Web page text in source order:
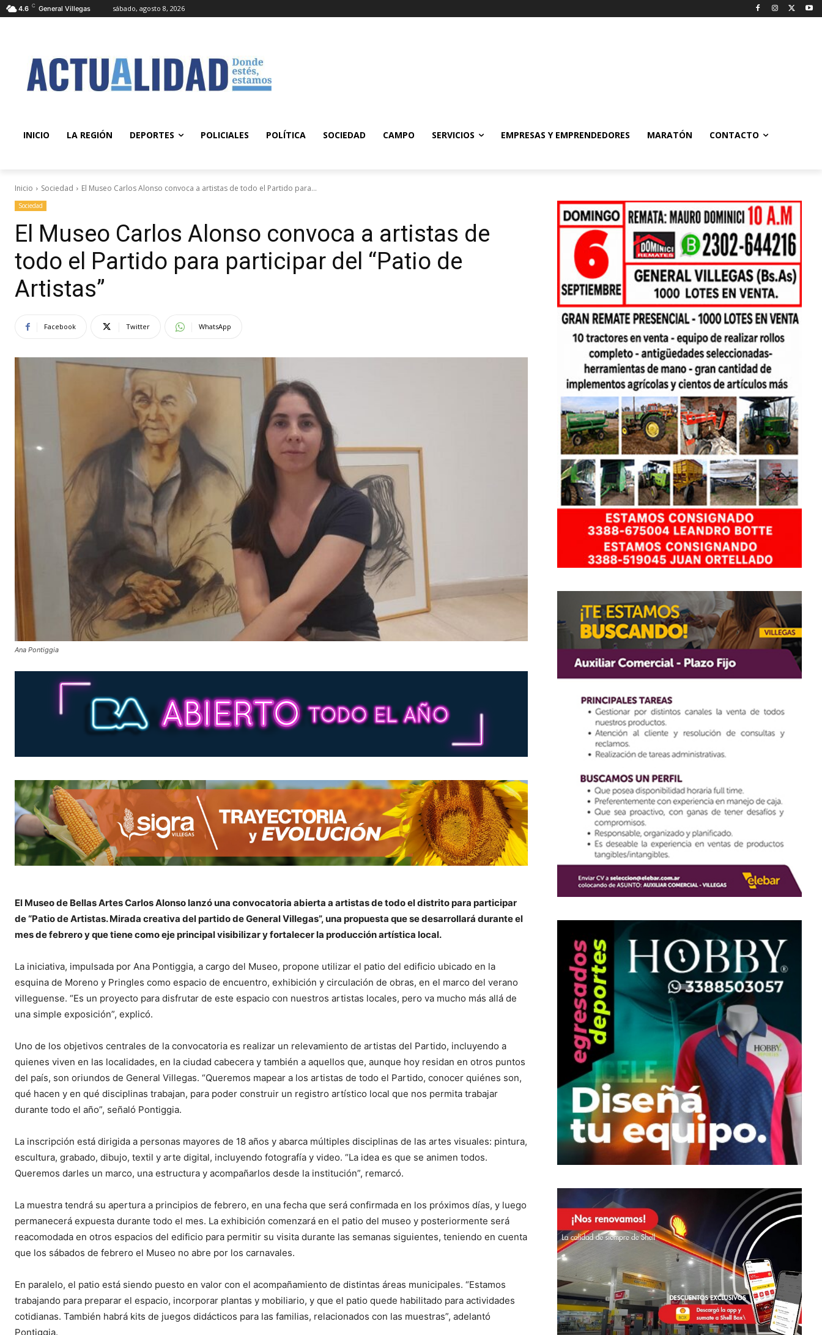
4.6 C General Villegas sábado, agosto 8, 2026
INICIO LA REGIÓN DEPORTES POLICIALES POLÍTICA SOCIEDAD CAMPO SERVICIOS EMPRESAS Y EMPRENDEDORES MARATÓN CONTACTO
Inicio Sociedad El Museo Carlos Alonso convoca a artistas de todo el Partido para...
Sociedad
El Museo Carlos Alonso convoca a artistas de
todo el Partido para participar del “Patio de
Artistas”
Facebook Twitter WhatsApp
Ana Pontiggia
El Museo de Bellas Artes Carlos Alonso lanzó una convocatoria abierta a artistas de todo el distrito para participar
de “Patio de Artistas. Mirada creativa del partido de General Villegas”, una propuesta que se desarrollará durante el
mes de febrero y que tiene como eje principal visibilizar y fortalecer la producción artística local.
La iniciativa, impulsada por Ana Pontiggia, a cargo del Museo, propone utilizar el patio del edificio ubicado en la
esquina de Moreno y Pringles como espacio de encuentro, exhibición y circulación de obras, en el marco del verano
villeguense. “Es un proyecto para disfrutar de este espacio con nuestros artistas locales, pero va mucho más allá de
una simple exposición”, explicó.
Uno de los objetivos centrales de la convocatoria es realizar un relevamiento de artistas del Partido, incluyendo a
quienes viven en las localidades, en la ciudad cabecera y también a aquellos que, aunque hoy residan en otros puntos
del país, son oriundos de General Villegas. “Queremos mapear a los artistas de todo el Partido, conocer quiénes son,
qué hacen y en qué disciplinas trabajan, para poder construir un registro artístico local que nos permita trabajar
durante todo el año”, señaló Pontiggia.
La inscripción está dirigida a personas mayores de 18 años y abarca múltiples disciplinas de las artes visuales: pintura,
escultura, grabado, dibujo, textil y arte digital, incluyendo fotografía y video. “La idea es que se animen todos.
Queremos darles un marco, una estructura y acompañarlos desde la institución”, remarcó.
La muestra tendrá su apertura a principios de febrero, en una fecha que será confirmada en los próximos días, y luego
permanecerá expuesta durante todo el mes. La exhibición comenzará en el patio del museo y posteriormente será
reacomodada en otros espacios del edificio para permitir su visita durante las semanas siguientes, teniendo en cuenta
que los sábados de febrero el Museo no abre por los carnavales.
En paralelo, el patio está siendo puesto en valor con el acompañamiento de distintas áreas municipales. “Estamos
trabajando para preparar el espacio, incorporar plantas y mobiliario, y que el patio quede habilitado para actividades
cotidianas. También habrá kits de juegos didácticos para las familias, relacionados con las muestras”, adelantó
Pontiggia.